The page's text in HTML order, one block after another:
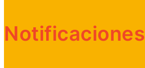
Notificaciones